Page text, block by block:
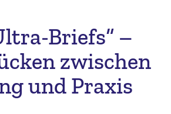
Briefs“ –
zwischen
und Praxis